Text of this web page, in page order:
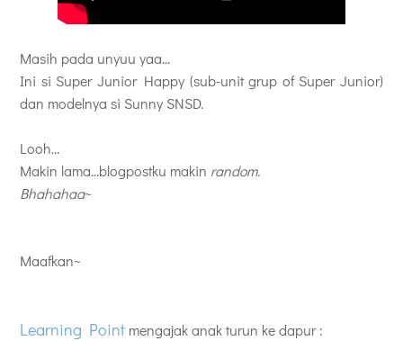
Masih pada unyuu yaa...
Ini si Super Junior Happy (sub-unit grup of Super Junior)
dan modelnya si Sunny SNSD.
Looh...
Makin lama...blogpostku makin random.
Bhahahaa~
Maafkan~
Learning Point mengajak anak turun ke dapur :